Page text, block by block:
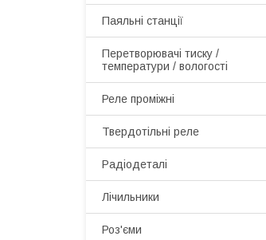
Паяльні станції
Перетворювачі тиску /
температури / вологості
Реле проміжні
Твердотільні реле
Радіодеталі
Лічильники
Роз'єми